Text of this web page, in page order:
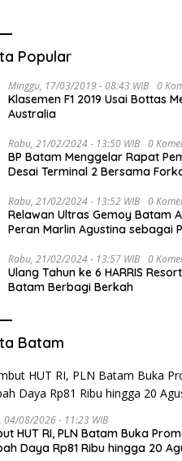
Popular
Minggu, 17/03/2019 - 08:43 WIB 0
Klasemen F1 2019 Usai Bottas
Australia
Rabu, 21/02/2024 - 13:50 WIB 0
BP Batam Menggelar Rapat
Desai Terminal 2 Bersama
Rabu, 21/02/2024 - 13:52 WIB 0
Relawan Ultras Gemoy Batam
Peran Marlin Agustina sebagai
Rabu, 21/02/2024 - 13:57 WIB 0
Ulang Tahun ke 6 HARRIS
Batam Berbagi Berkah
Batam
04/08/2026 - 11:23 WIB
HUT RI, PLN Batam Buka
Daya Rp81 Ribu hingga 20